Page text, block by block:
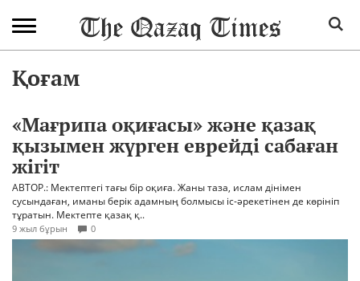
Қоғам
«Мағрипа оқиғасы» және қазақ
қызымен жүрген еврейді сабаған
жігіт
АВТОР.: Мектептегі тағы бір оқиға. Жаны таза, ислам дінімен
сусындаған, иманы берік адамның болмысы іс-әрекетінен де көрініп
тұратын. Мектепте қазақ қ..
9 жыл бұрын 0